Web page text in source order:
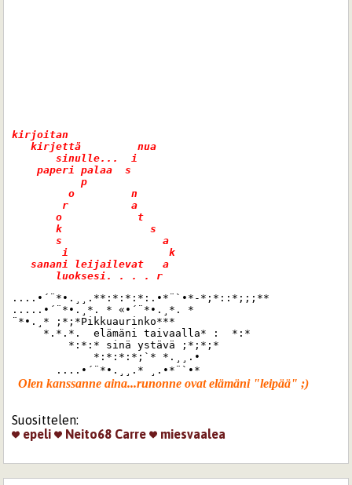
kirjoitan
   kirjettä         nua
       sinulle...  i
    paperi palaa  s
           p
         o         n
       o            t
       k              s
       s                a
   sanani leijailevat   a
....•´¨*•.¸¸.**:*:*:*:.•*¨`•*-*;*::*;;;**
.....•´¨*•.¸*. * «•´¨*•.¸*. *
¨*•.¸* ;*;*Pikkuaurinko***
       ....•´¨*•.¸¸.* ¸.•*¨`•*
Suosittelen:
epeli
Neito68 Carre miesvaalea